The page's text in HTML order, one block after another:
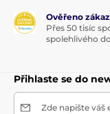
Ověřeno
Přes 50 tisíc
spolehlivého
Přihlaste se do
Zde napište váš